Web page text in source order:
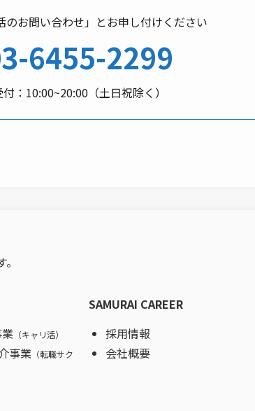
のお問い合わせ」とお申し付けください
6455-2299
付：10:00~20:00（土日祝除く）
（キャリ活）
事業 （転職サク
SAMURAI CAREER
採用情報
会社概要